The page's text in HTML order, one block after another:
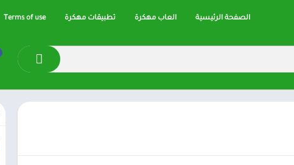
الصفحة الرئيسية العاب مهكرة تطبيقات مهكرة Terms of use